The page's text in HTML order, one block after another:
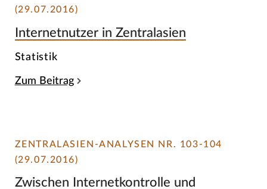
(29.07.2016)
Internetnutzer in Zentralasien
Statistik
Zum Beitrag
ZENTRALASIEN-ANALYSEN NR. 103-104
(29.07.2016)
Zwischen Internetkontrolle und